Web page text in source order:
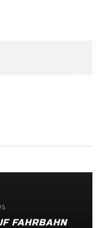
FAHRBAHN